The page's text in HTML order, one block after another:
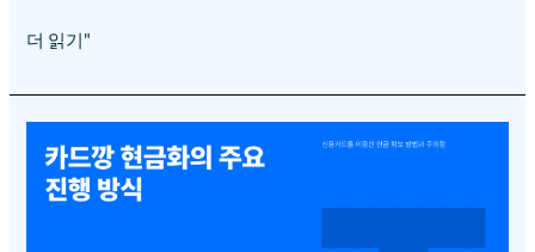
더 읽기"
현금화
방식의